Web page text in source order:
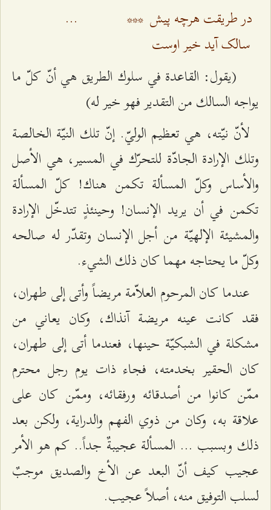
در طريقت هرچه پيش
سالک آيد خير اوست
***
...
(يقول: القاعدة في سلوك الطريق هي أنّ كلّ ما
يواجه السالك من التقدير فهو خير له)
لأنّ نيّته، هي تعظيم الوليّ. إنّ تلك النيّة الخالصة
وتلك الإرادة الجادّة للتحرّك في المسير، هي الأصل
والأساس وكلّ المسألة تكمن هناك! كلّ المسألة
تكمن في أن يريد الإنسان! وحينئذٍ تتدخّل الإرادة
والمشيئة الإلهيّة من أجل الإنسان وتقدّر له صالحه
وكلّ ما يحتاجه مهما كان ذلك الشيء.
عندما كان المرحوم العلاّمة مريضاً وأتى إلى طهران،
فقد كانت عينه مريضة آنذاك، وكان يعاني من
مشكلة في الشبكيّة حينها، فعندما أتى إلى طهران،
كان الحقير بخدمته، فجاء ذات يوم رجل محترم
ممّن كانوا من أصدقائه ورفقائه، وممّن كان على
علاقة به، وكان من ذوي الفهم والدراية، ولكن بعد
ذلك وبسبب ... المسألة عجيبةٌ جداً.. كم هو الأمر
عجيب كيف أنّ البعد عن الأخ والصديق موجبٌ
لسلب التوفيق منه، أصلاً عجيب.